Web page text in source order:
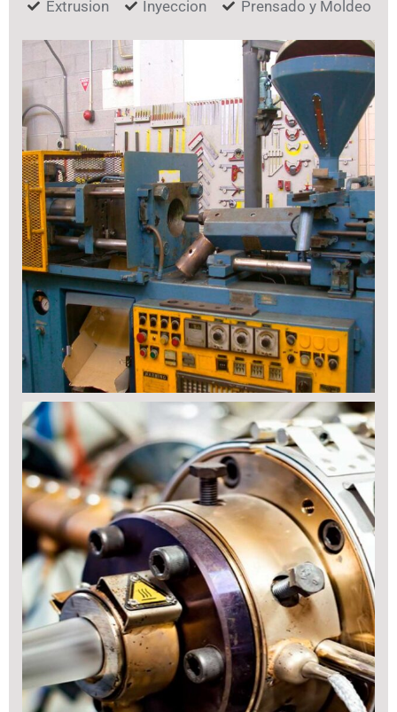
Extrusion Inyeccion Prensado y Moldeo